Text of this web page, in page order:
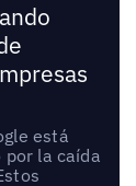
está
la caída